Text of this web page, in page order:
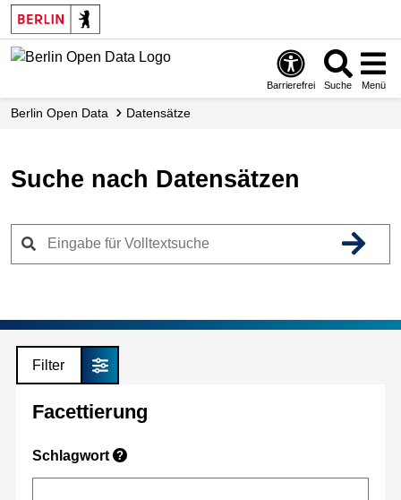
Skip
to
main
Barrierefrei Suche Menü
Berlin Open Data Datensätze
Suche nach Datensätzen
Filter
Facettierung
Schlagwort ?